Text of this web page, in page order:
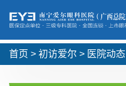
首页 > 初访爱尔 > 医院动态